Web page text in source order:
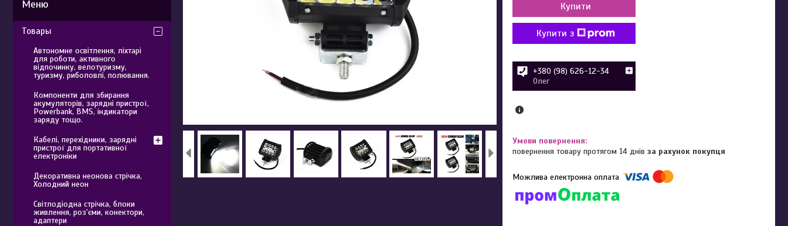
Купити
Купити з
+380 (98) 626-12-34
Олег
повернення товару протягом 14 днівза рахунок покупця
Товары
Автономне освітлення, ліхтарі
для роботи, активного
відпочинку, велотуризму,
туризму, риболовлі, полювання.
Компоненти для збирання
акумуляторів, зарядні пристрої,
Powerbank, BMS, індикатори
заряду тощо.
Кабелі, перехідники, зарядні
пристрої для портативної
електроніки
Декоративна неонова стрічка,
Холодний неон
Світлодіодна стрічка, блоки
живлення, роз'єми, конектори,
адаптери